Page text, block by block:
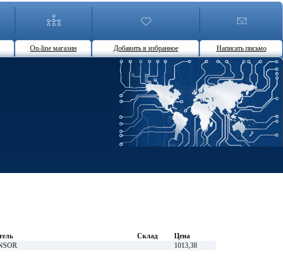
On-line магазин Добавить в избранное Написать письмо
Склад
Цена
1013,38